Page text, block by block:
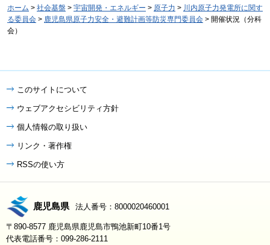
ホーム > 社会基盤 > 宇宙開発・エネルギー > 原子力 > 川内原子力発電所に関す
る委員会 > 鹿児島県原子力安全・避難計画等防災専門委員会 > 開催状況（分科
会）
このサイトについて
ウェブアクセシビリティ方針
個人情報の取り扱い
リンク・著作権
RSSの使い方
鹿児島県 法人番号：8000020460001
〒890-8577 鹿児島県鹿児島市鴨池新町10番1号
代表電話番号：099-286-2111